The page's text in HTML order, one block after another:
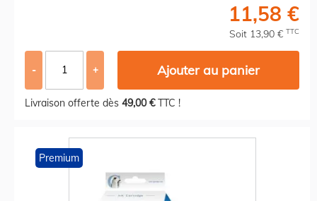
11,58 €
Soit 13,90 € TTC
- + Ajouter au panier
Livraison offerte dès 49,00 €TTC !
Premium